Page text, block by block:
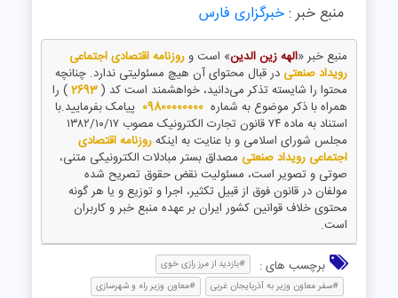
منبع خبر :خبرگزاری فارس
منبع خبر «الهه زین الدین» است وروزنامه اقتصادی اجتماعی
رویداد صنعتی در قبال محتوای آن هیچ مسئولیتی ندارد. چنانچه
محتوا را شایسته تذکر می‌دانید، خواهشمند است کد (2693
) را
همراه با ذکر موضوع به شماره 09800000000
پیامک بفرمایید.با
استناد به ماده ۷۴ قانون تجارت الکترونیک مصوب ۱۳۸۲/۱۰/۱۷
مجلس شورای اسلامی و با عنایت به اینکهروزنامه اقتصادی
اجتماعی رویداد صنعتی مصداق بستر مبادلات الکترونیکی متنی،
صوتی و تصویر است، مسئولیت نقض حقوق تصریح شده
مولفان در قانون فوق از قبیل تکثیر، اجرا و توزیع و یا هر گونه
محتوی خلاف قوانین کشور ایران بر عهده منبع خبر و کاربران
است.
برچسب های :
#بازدید از مرز رازی خوی
#سفر معاون وزیر به آذربایجان غربی
#معاون وزیر راه و شهرسازی